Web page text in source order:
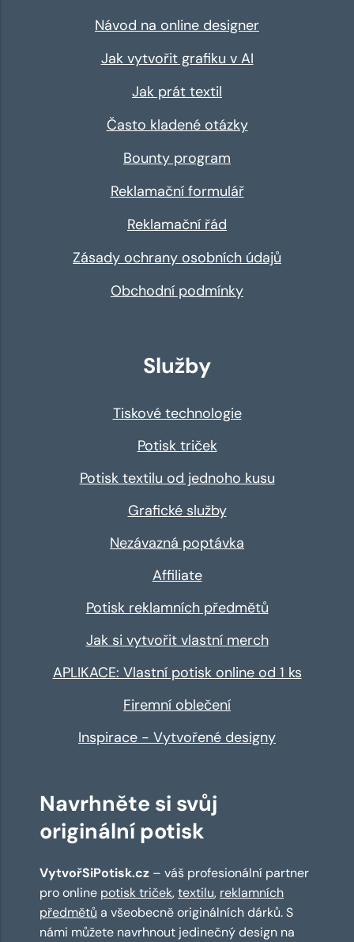
Návod na online designer
Jak vytvořit grafiku v AI
Jak prát textil
Často kladené otázky
Bounty program
Reklamační formulář
Reklamační řád
Zásady ochrany osobních údajů
Obchodní podmínky
Služby
Tiskové technologie
Potisk triček
Potisk textilu od jednoho kusu
Grafické služby
Nezávazná poptávka
Affiliate
Potisk reklamních předmětů
Jak si vytvořit vlastní merch
APLIKACE: Vlastní potisk online od 1 ks
Firemní oblečení
Inspirace - Vytvořené designy
Navrhněte si svůj
originální potisk
VytvořSiPotisk.cz – váš profesionální partner
pro online potisk triček,textilu, reklamních
předmětů a všeobecně originálních dárků. S
námi můžete navrhnout jedinečný design na